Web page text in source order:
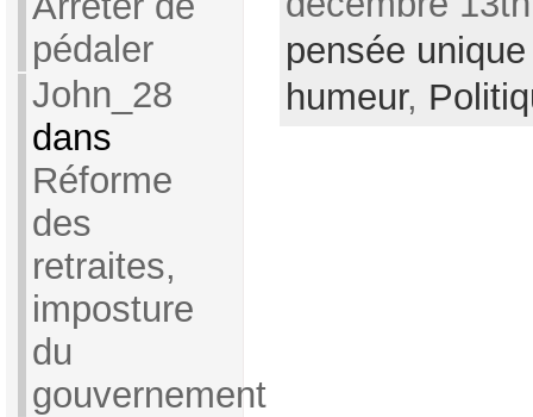
pédaler
John_28
dans
Réforme
des
retraites,
imposture
du
gouvernement
pensée unique
humeur,